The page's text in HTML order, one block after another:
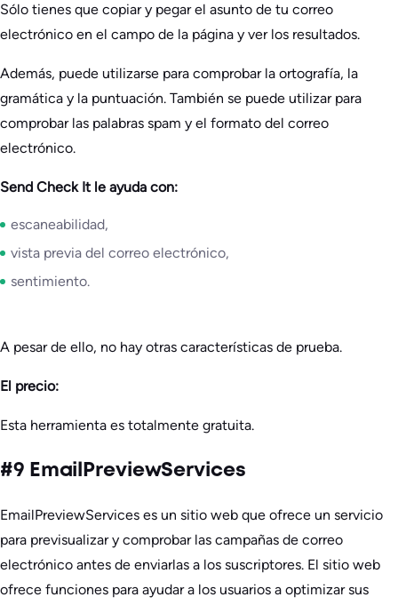
Sólo tienes que copiar y pegar el asunto de tu correo
electrónico en el campo de la página y ver los resultados.
Además, puede utilizarse para comprobar la ortografía, la
gramática y la puntuación. También se puede utilizar para
comprobar las palabras spam y el formato del correo
electrónico.
Send Check It le ayuda con:
escaneabilidad,
vista previa del correo electrónico,
sentimiento.
A pesar de ello, no hay otras características de prueba.
El precio:
Esta herramienta es totalmente gratuita.
#9 EmailPreviewServices
EmailPreviewServices es un sitio web que ofrece un servicio
para previsualizar y comprobar las campañas de correo
electrónico antes de enviarlas a los suscriptores. El sitio web
ofrece funciones para ayudar a los usuarios a optimizar sus